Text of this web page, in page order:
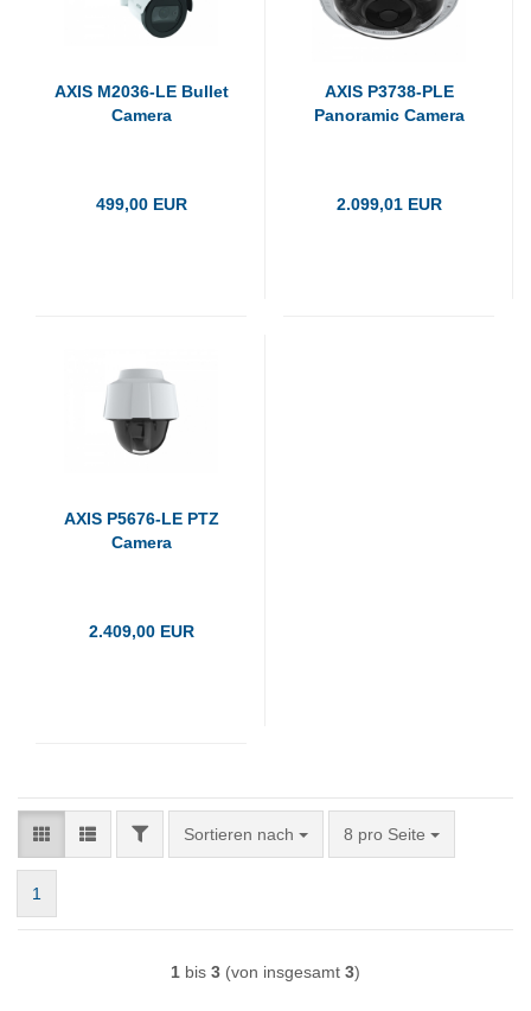
AXIS M2036-LE Bullet
Camera
499,00 EUR
AXIS P3738-PLE
Panoramic Camera
2.099,01 EUR
AXIS P5676-LE PTZ
Camera
2.409,00 EUR
FILTERSortieren nach
Sortieren nach 8 pro Seite
pro Seite
1
1 bis 3 (von insgesamt 3)